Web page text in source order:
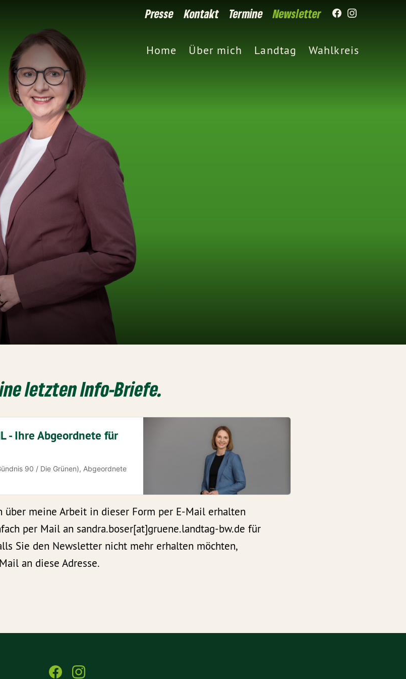
Presse Kontakt Termine Newsletter
Home Über mich Landtag Wahlkreis
letzten Info-Briefe.
- Ihre Abgeordnete für
90 / Die Grünen), Abgeordnete
über meine Arbeit in dieser Form per E-Mail erhalten
per Mail an sandra.boser[at]gruene.landtag-bw.de für
Sie den Newsletter nicht mehr erhalten möchten,
an diese Adresse.